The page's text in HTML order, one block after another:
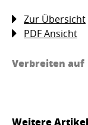
Zur Übersicht
PDF Ansicht
Verbreiten auf
Weitere Artikel